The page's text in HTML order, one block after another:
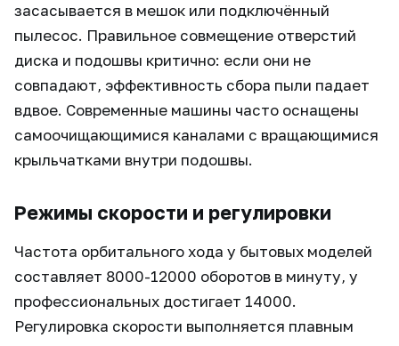
засасывается в мешок или подключённый
пылесос. Правильное совмещение отверстий
диска и подошвы критично: если они не
совпадают, эффективность сбора пыли падает
вдвое. Современные машины часто оснащены
самоочищающимися каналами с вращающимися
крыльчатками внутри подошвы.
Режимы скорости и регулировки
Частота орбитального хода у бытовых моделей
составляет 8000-12000 оборотов в минуту, у
профессиональных достигает 14000.
Регулировка скорости выполняется плавным